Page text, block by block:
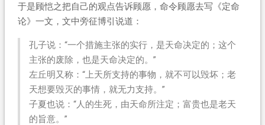
于是顾恺之把自己的观点告诉顾愿，命令顾愿去写《定命
论》一文，文中旁征博引说道：
孔子说：“一个措施主张的实行，是天命决定的；这个
主张的废除，也是天命决定的。”
左丘明又称：“上天所支持的事物，就不可以毁坏；老
天想要毁灭的事情，就无力支持。”
子夏也说：“人的生死，由天命所注定；富贵也是老天
的旨意。”